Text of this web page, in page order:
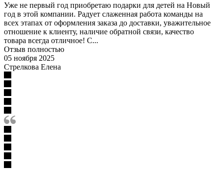
Уже не первый год приобретаю подарки для детей на Новый
год в этой компании. Радует слаженная работа команды на
всех этапах от оформления заказа до доставки, уважительное
отношение к клиенту, наличие обратной связи, качество
товара всегда отличное! С...
Отзыв полностью
05 ноября 2025
Стрелкова Елена